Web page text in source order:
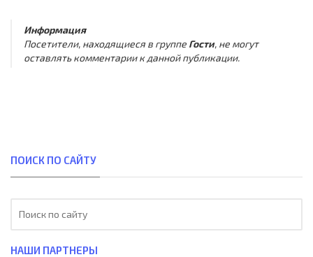
Информация
Посетители, находящиеся в группе Гости, не могут
оставлять комментарии к данной публикации.
ПОИСК ПО САЙТУ
НАШИ ПАРТНЕРЫ